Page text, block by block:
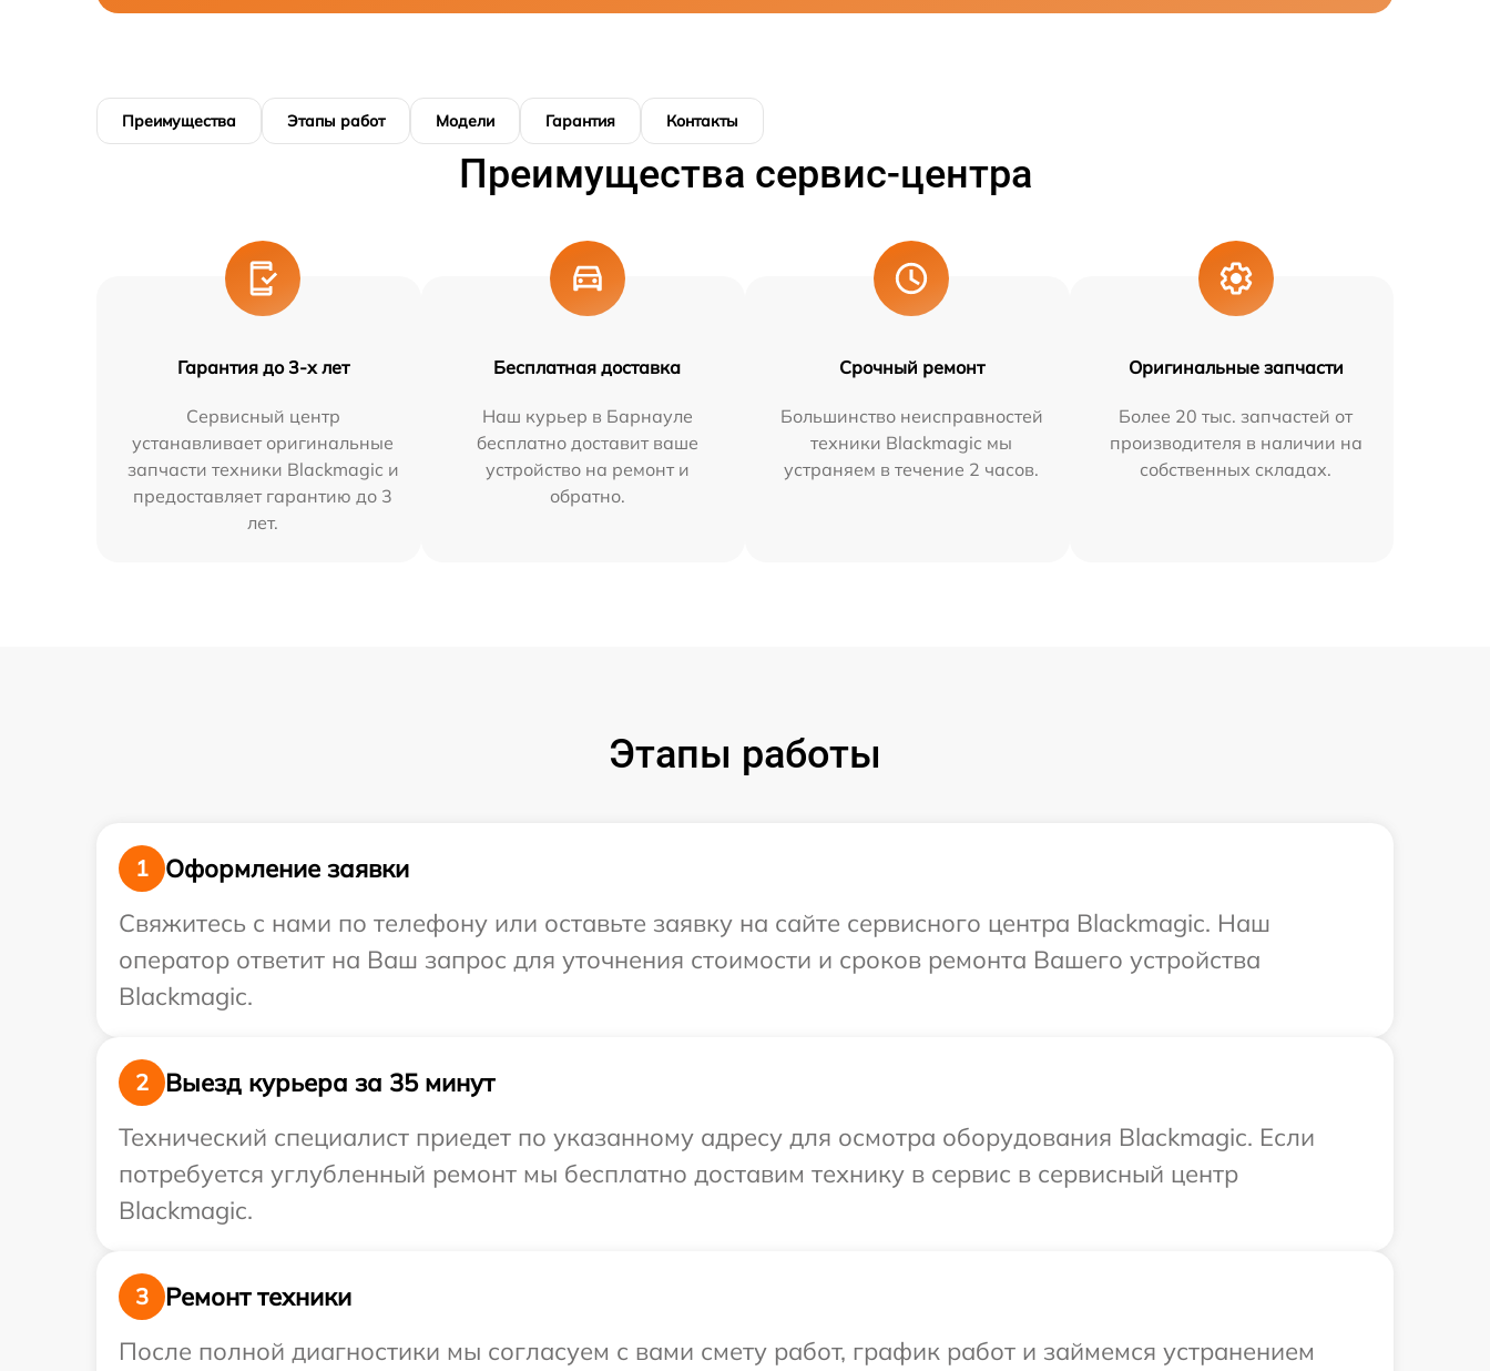
Преимущества Этапы работ Модели Гарантия Контакты
Преимущества сервис-центра
Гарантия до 3-х лет
Сервисный центр
устанавливает оригинальные
запчасти техники Blackmagic и
предоставляет гарантию до 3
лет.
Бесплатная доставка
Наш курьер в Барнауле
бесплатно доставит ваше
устройство на ремонт и
обратно.
Срочный ремонт
Большинство неисправностей
техники Blackmagic мы
устраняем в течение 2 часов.
Оригинальные запчасти
Более 20 тыс. запчастей от
производителя в наличии на
собственных складах.
Этапы работы
1
Оформление заявки
Свяжитесь с нами по телефону или оставьте заявку на сайте сервисного центра Blackmagic. Наш
оператор ответит на Ваш запрос для уточнения стоимости и сроков ремонта Вашего устройства
Blackmagic.
2
Выезд курьера за 35 минут
Технический специалист приедет по указанному адресу для осмотра оборудования Blackmagic. Если
потребуется углубленный ремонт мы бесплатно доставим технику в сервис в сервисный центр
Blackmagic.
3
Ремонт техники
После полной диагностики мы согласуем с вами смету работ, график работ и займемся устранением